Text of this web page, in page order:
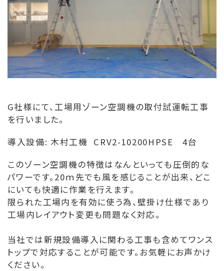
G社様にて、工場用ゾーン空調機の取付試運転工事
を行いました。
導入設備: 木村工機 CRV2-10200HPSE 4台
このゾーン空調機の特徴はなんといっても圧倒的な
パワーです。20ｍ先でも風を感じることが出来、どこ
にいても快適に作業を行えます。
限られた工場内を有効に使う為、壁掛け仕様であり
工場内レイアウト変更も問題なく対応。
当社では新規設備導入に関わる工事も含めてワンス
トップで対応することが可能です。 お気軽にお声かけ
ください。